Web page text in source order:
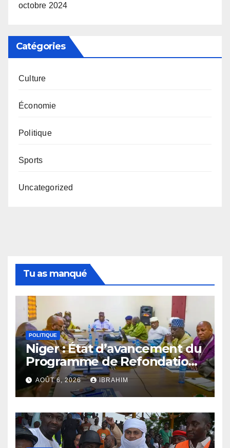
octobre 2024
Catégories
Culture
Économie
Politique
Sports
Uncategorized
Tu as manqué
POLITIQUE
Niger : État d’avancement du
Programme de Refondation
à mi-parcours
AOÛT 6, 2026 IBRAHIM